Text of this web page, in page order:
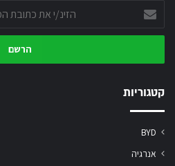
את
כתובת
שלך
קטגוריות
BYD
אנרגיה